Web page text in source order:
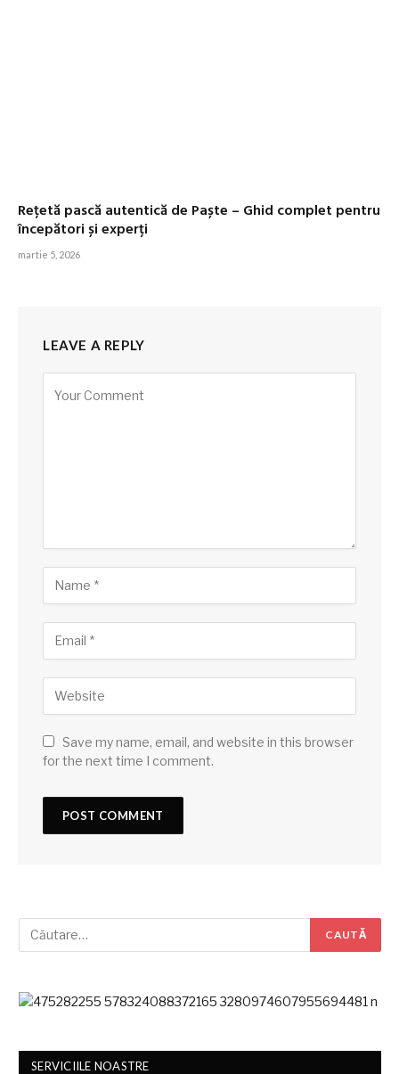
Rețetă pască autentică de Paște – Ghid complet pentru
începători și experți
martie 5, 2026
LEAVE A REPLY
Save my name, email, and website in this browser
for the next time I comment.
SERVICIILE NOASTRE